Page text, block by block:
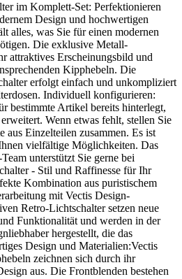
im Komplett-Set: Perfektionieren
Design und hochwertigen
alles, was Sie für einen modernen
Die exklusive Metall-
attraktives Erscheinungsbild und
Kipphebeln. Die
erfolgt einfach und unkompliziert
Individuell konfigurieren:
bestimmte Artikel bereits hinterlegt,
Wenn etwas fehlt, stellen Sie
aus Einzelteilen zusammen. Es ist
vielfältige Möglichkeiten. Das
unterstützt Sie gerne bei
- Stil und Raffinesse für Ihr
Kombination aus puristischem
mit Vectis Design-
Retro-Lichtschalter setzen neue
Funktionalität und werden in der
hergestellt, die das
Design und Materialien:Vectis
zeichnen sich durch ihr
aus. Die Frontblenden bestehen